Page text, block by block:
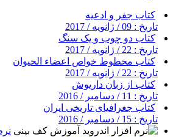
کتاب جفر و ادعیه
تاریخ : 09 / ژانویه / 2017
کتاب دو چوب و یک سنگ
تاریخ : 22 / ژانویه / 2017
کتاب مخطوط خواص اعضاء الحیوان
تاریخ : 22 / ژانویه / 2017
کتاب از زبان داریوش
تاریخ : 11 / دسامبر / 2016
کتاب جغرافیای تاریخی ایران
تاریخ : 15 / دسامبر / 2016